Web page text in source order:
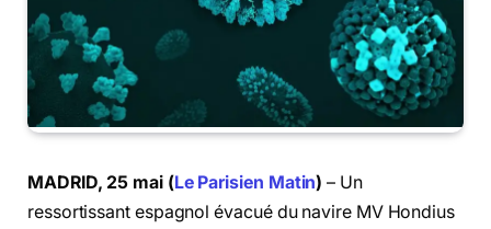
MADRID, 25 mai (Le Parisien Matin) – Un
ressortissant espagnol évacué du navire MV Hondius